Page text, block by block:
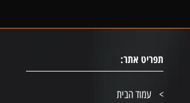
תפריט אתר:
עמוד הבית